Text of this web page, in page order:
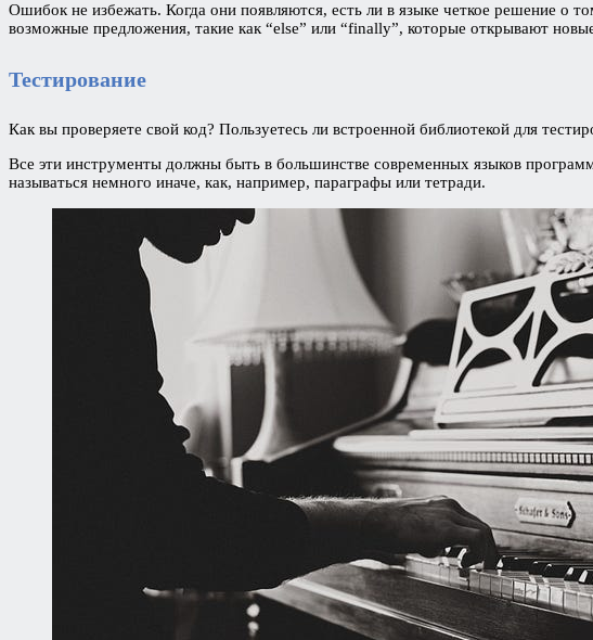
Ошибок не избежать. Когда они появляются, есть ли в языке четкое решение о
возможные предложения, такие как “else” или “finally”, которые открывают
Тестирование
Как вы проверяете свой код? Пользуетесь ли встроенной библиотекой для
Все эти инструменты должны быть в большинстве современных языков
называться немного иначе, как, например, параграфы или тетради.